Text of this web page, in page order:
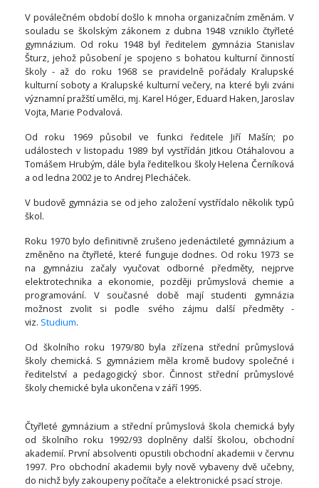
V poválečném období došlo k mnoha organizačním změnám. V
souladu se školským zákonem z dubna 1948 vzniklo čtyřleté
gymnázium. Od roku 1948 byl ředitelem gymnázia Stanislav
Šturz, jehož působení je spojeno s bohatou kulturní činností
školy - až do roku 1968 se pravidelně pořádaly Kralupské
kulturní soboty a Kralupské kulturní večery, na které byli zváni
významní pražští umělci, mj. Karel Hóger, Eduard Haken, Jaroslav
Vojta, Marie Podvalová.
Od roku 1969 působil ve funkci ředitele Jiří Mašín; po
událostech v listopadu 1989 byl vystřídán Jitkou Otáhalovou a
Tomášem Hrubým, dále byla ředitelkou školy Helena Černíková
a od ledna 2002 je to Andrej Plecháček.
V budově gymnázia se od jeho založení vystřídalo několik typů
škol.
Roku 1970 bylo definitivně zrušeno jedenáctileté gymnázium a
změněno na čtyřleté, které funguje dodnes. Od roku 1973 se
na gymnáziu začaly vyučovat odborné předměty, nejprve
elektrotechnika a ekonomie, později průmyslová chemie a
programování. V současné době mají studenti gymnázia
možnost zvolit si podle svého zájmu další předměty -
viz. Studium.
Od školního roku 1979/80 byla zřízena střední průmyslová
školy chemická. S gymnáziem měla kromě budovy společné i
ředitelství a pedagogický sbor. Činnost střední průmyslové
školy chemické byla ukončena v září 1995.
Čtyřleté gymnázium a střední průmyslová škola chemická byly
od školního roku 1992/93 doplněny další školou, obchodní
akademií. První absolventi opustili obchodní akademii v červnu
1997. Pro obchodní akademii byly nově vybaveny dvě učebny,
do nichž byly zakoupeny počítače a elektronické psací stroje.